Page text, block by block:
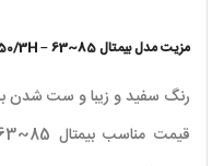
مزیت مدل بیمتال MT-150/3H – 63~85
رنگ سفید و زیبا و ست شدن